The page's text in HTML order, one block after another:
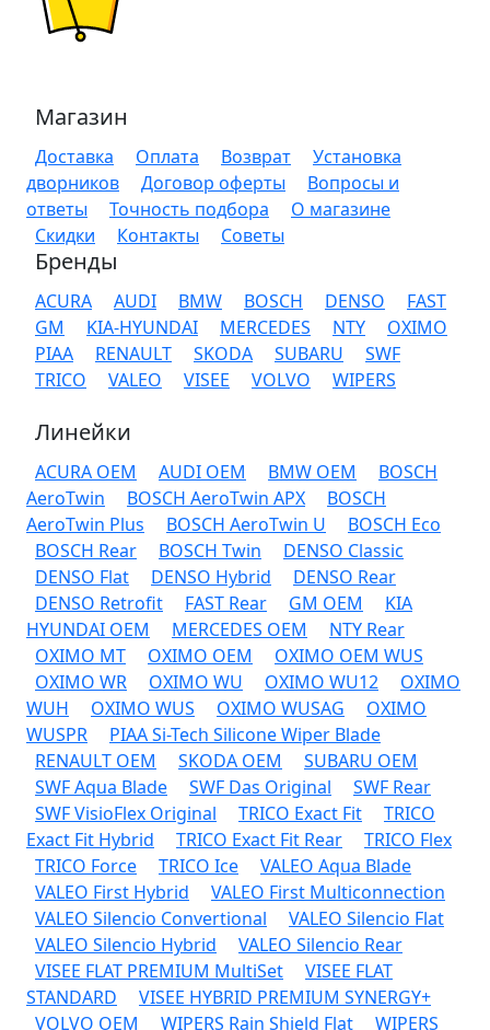
Магазин
Доставка Оплата Возврат
Установка
дворников
Договор оферты
Вопросы и
ответы
Точность подбора
О магазине
Скидки
Контакты Советы
Бренды
ACURA AUDI BMW BOSCH DENSO
FAST
GM
KIA-HYUNDAI MERCEDES NTY
OXIMO
PIAA
RENAULT SKODA SUBARU
SWF
TRICO
VALEO VISEE VOLVO WIPERS
Линейки
ACURA OEM AUDI OEM BMW OEM
BOSCH
AeroTwin
BOSCH AeroTwin APX
BOSCH
AeroTwin Plus
BOSCH AeroTwin U
BOSCH Eco
BOSCH Rear
BOSCH Twin
DENSO Classic
DENSO Flat
DENSO Hybrid
DENSO Rear
DENSO Retrofit
FAST Rear GM OEM
KIA
HYUNDAI OEM
MERCEDES OEM
NTY Rear
OXIMO MT
OXIMO OEM
OXIMO OEM WUS
OXIMO WR
OXIMO WU OXIMO WU12
OXIMO
WUH
OXIMO WUS OXIMO WUSAG
OXIMO
WUSPR
PIAA Si-Tech Silicone Wiper Blade
RENAULT OEM
SKODA OEM
SUBARU OEM
SWF Aqua Blade
SWF Das Original
SWF Rear
SWF VisioFlex Original
TRICO Exact Fit
TRICO
Exact Fit Hybrid
TRICO Exact Fit Rear
TRICO Flex
TRICO Force
TRICO Ice
VALEO Aqua Blade
VALEO First Hybrid
VALEO First Multiconnection
VALEO Silencio Convertional
VALEO Silencio Flat
VALEO Silencio Hybrid
VALEO Silencio Rear
VISEE FLAT PREMIUM MultiSet
VISEE FLAT
STANDARD
VISEE HYBRID PREMIUM SYNERGY+
VOLVO OEM
WIPERS Rain Shield Flat
WIPERS